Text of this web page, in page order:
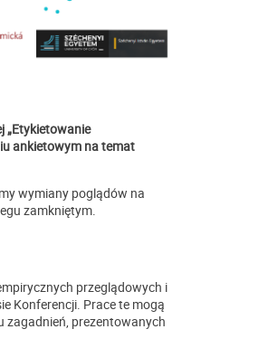
„Etykietowanie
ankietowym na temat
wymiany poglądów na
zamkniętym.
przeglądowych i
Konferencji. Prace te mogą
zagadnień, prezentowanych